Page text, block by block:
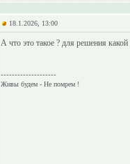
18.1.2026, 13:00
А что это такое ? для решения
--------------------
Живы будем - Не помрем !